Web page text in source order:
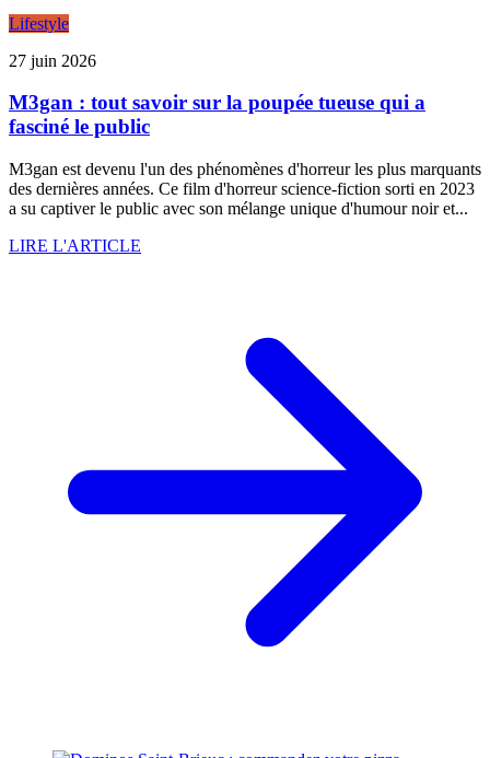
Lifestyle
27 juin 2026
M3gan : tout savoir sur la poupée tueuse qui a
fasciné le public
M3gan est devenu l'un des phénomènes d'horreur les plus marquants
des dernières années. Ce film d'horreur science-fiction sorti en 2023
a su captiver le public avec son mélange unique d'humour noir et...
LIRE L'ARTICLE